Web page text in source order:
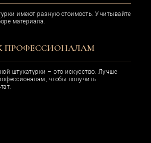
имеют разную стоимость. Учитывайте
материала.
ПРОФЕССИОНАЛАМ
штукатурки – это искусство. Лучше
чтобы получить
1,
и мы свяжемся с вами
это возможно!
Гибкий камень
3D-Панели
Металлическая